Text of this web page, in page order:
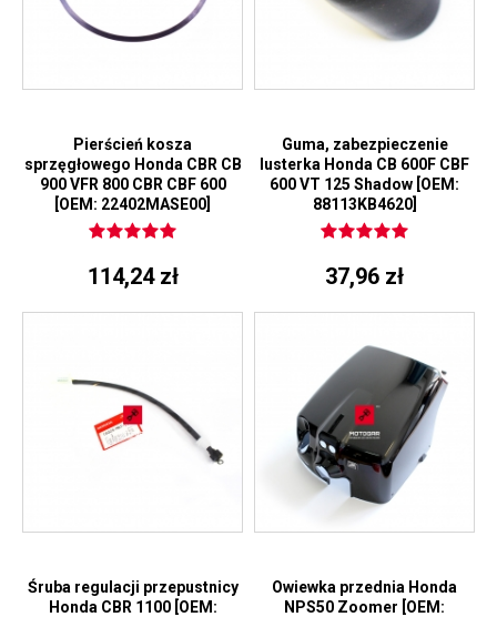
Pierścień kosza
sprzęgłowego Honda CBR CB
900 VFR 800 CBR CBF 600
[OEM: 22402MASE00]
114,24 zł
Guma, zabezpieczenie
lusterka Honda CB 600F CBF
600 VT 125 Shadow [OEM:
88113KB4620]
37,96 zł
Śruba regulacji przepustnicy
Honda CBR 1100 [OEM:
Owiewka przednia Honda
NPS50 Zoomer [OEM: